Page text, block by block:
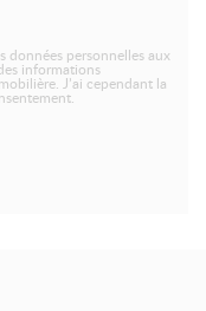
données personnelles aux
informations
J’ai cependant la